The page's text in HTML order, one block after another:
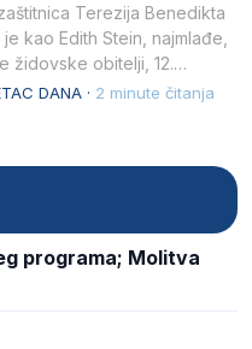
Terezija Benedikta
kao Edith Stein, najmlađe,
židovske obitelji, 12.
Wrocławu…
DANA · 2 minute čitanja
programa; Molitva